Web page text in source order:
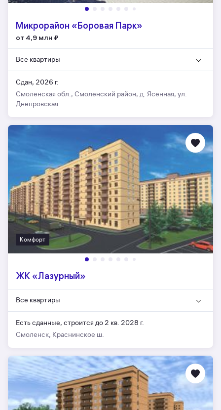
Микрорайон «Боровая Парк»
от 4,9 млн ₽
Все квартиры
Сдан, 2026 г.
Смоленская обл., Смоленский район, д. Ясенная, ул.
Днепровская
Комфорт
ЖК «Лазурный»
Все квартиры
Есть сданные, строится до 2 кв. 2028 г.
Смоленск, Краснинское ш.